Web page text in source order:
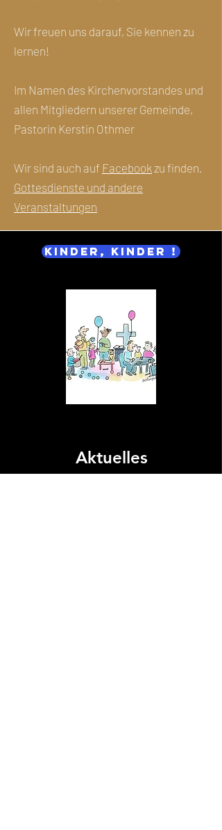
Wir freuen uns darauf, Sie kennen zu
lernen!
Im Namen des Kirchenvorstandes und
allen Mitgliedern unserer Gemeinde,
Pastorin Kerstin Othmer
Wir sind auch auf Facebook zu finden.
Gottesdienste und andere
Veranstaltungen
Kinder, Kinder !
Aktuelles